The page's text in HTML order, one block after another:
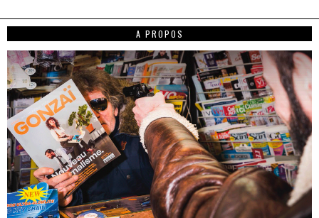
A PROPOS